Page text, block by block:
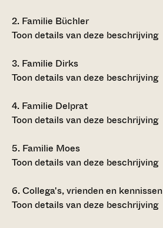
2. Familie Büchler
Toon details van deze beschrijving
3. Familie Dirks
Toon details van deze beschrijving
4. Familie Delprat
Toon details van deze beschrijving
5. Familie Moes
Toon details van deze beschrijving
6.Collega's, vrienden en kennissen
Toon details van deze beschrijving